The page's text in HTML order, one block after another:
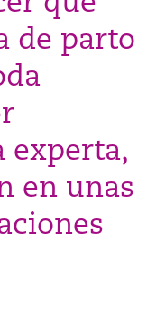
de parto
experta,
en unas